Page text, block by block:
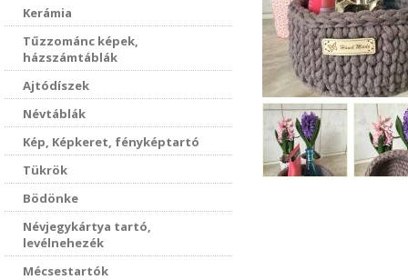
Kerámia
Tűzzománc képek,
házszámtáblák
Ajtódíszek
Névtáblák
Kép, Képkeret, fényképtartó
Tükrök
Bödönke
Névjegykártya tartó,
levélnehezék
Mécsestartók